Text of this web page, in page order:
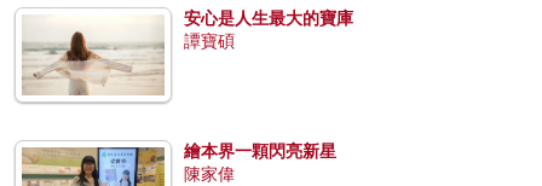
安心是人生最大的寶庫
譚寶碩
繪本界一顆閃亮新星
陳家偉